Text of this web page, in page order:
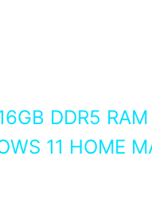
DDR5
11 HOME